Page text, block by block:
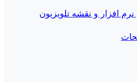
نرم افزار و نقشه تلویزیون